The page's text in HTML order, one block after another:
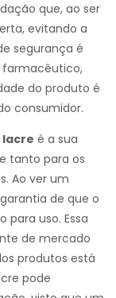
que, ao ser
evitando a
segurança é
do produto é
consumidor.
lacre é a sua
tanto para os
Ao ver um
de que o
uso. Essa
de mercado
produtos está
pode